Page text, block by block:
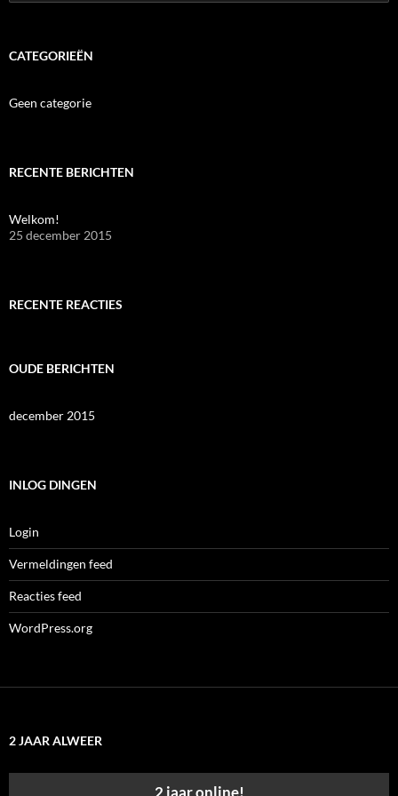
naar:
CATEGORIEËN
Geen categorie
RECENTE BERICHTEN
Welkom!
25 december 2015
RECENTE REACTIES
OUDE BERICHTEN
december 2015
INLOG DINGEN
Login
Vermeldingen feed
Reacties feed
WordPress.org
2 JAAR ALWEER
2 jaar online!